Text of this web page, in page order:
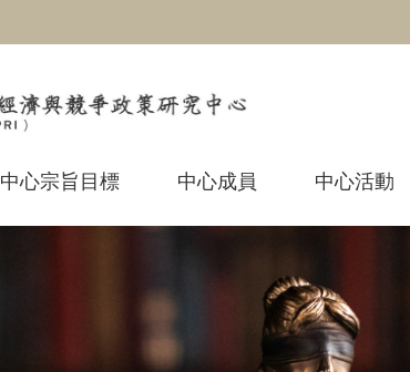
中心宗旨目標 中心成員 中心活動